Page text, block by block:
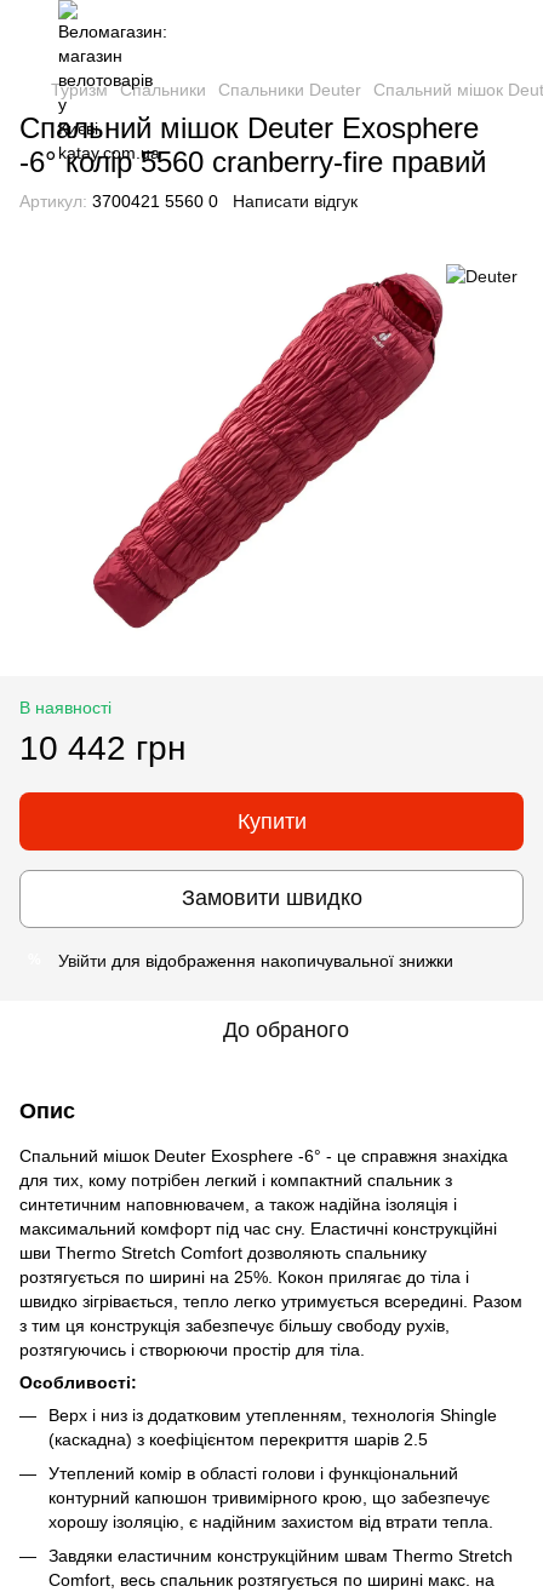
Туризм Спальники Спальники Deuter Спальний мішок
Спальний мішок Deuter Exosphere
-6° колір 5560 cranberry-fire правий
Артикул: 3700421 5560 0 Написати відгук
В наявності
10 442 грн
Купити
Замовити швидко
Увійти для відображення накопичувальної знижки
До обраного
Опис
Спальний мішок Deuter Exosphere -6° - це справжня знахідка
для тих, кому потрібен легкий і компактний спальник з
синтетичним наповнювачем, а також надійна ізоляція і
максимальний комфорт під час сну. Еластичні конструкційні
шви Thermo Stretch Comfort дозволяють спальнику
розтягується по ширині на 25%. Кокон прилягає до тіла і
швидко зігрівається, тепло легко утримується всередині. Разом
з тим ця конструкція забезпечує більшу свободу рухів,
розтягуючись і створюючи простір для тіла.
Особливості:
Верх і низ із додатковим утепленням, технологія Shingle
(каскадна) з коефіцієнтом перекриття шарів 2.5
Утеплений комір в області голови і функціональний
контурний капюшон тривимірного крою, що забезпечує
хорошу ізоляцію, є надійним захистом від втрати тепла.
Завдяки еластичним конструкційним швам Thermo Stretch
Comfort, весь спальник розтягується по ширині макс. на